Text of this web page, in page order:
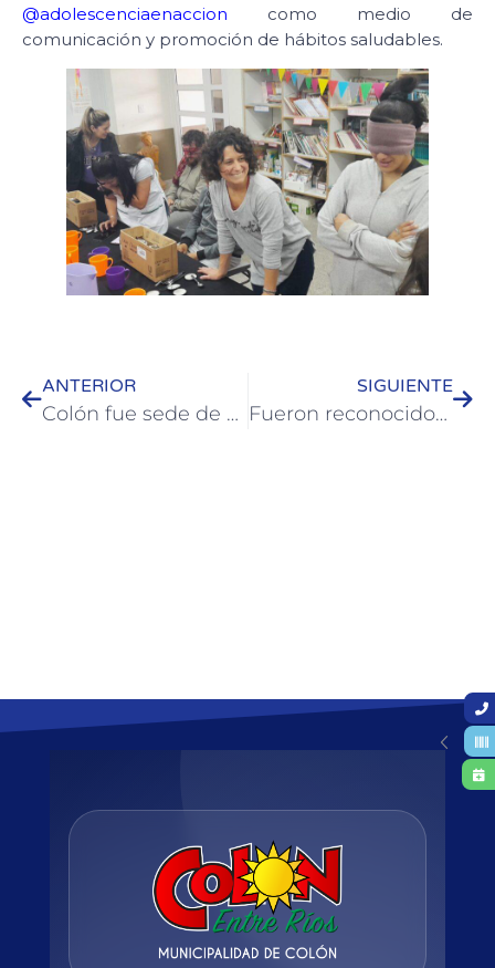
@adolescenciaenaccion como medio de
comunicación y promoción de hábitos saludables.
ANTERIOR
Colón fue sede de un encuentro de innovación en Discapacidad
SIGUIENTE
Fueron reconocidos intendentes de Colón a 40 años de democracia en Argentina